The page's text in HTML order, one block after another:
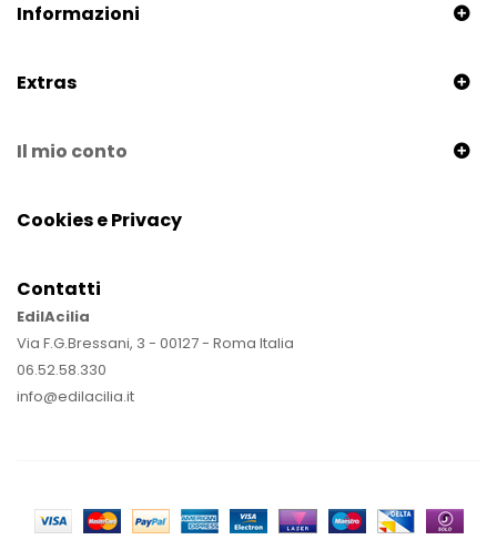
Informazioni
Extras
Il mio conto
Cookies e Privacy
Contatti
EdilAcilia
Via F.G.Bressani, 3 - 00127 - Roma Italia
06.52.58.330
info@edilacilia.it